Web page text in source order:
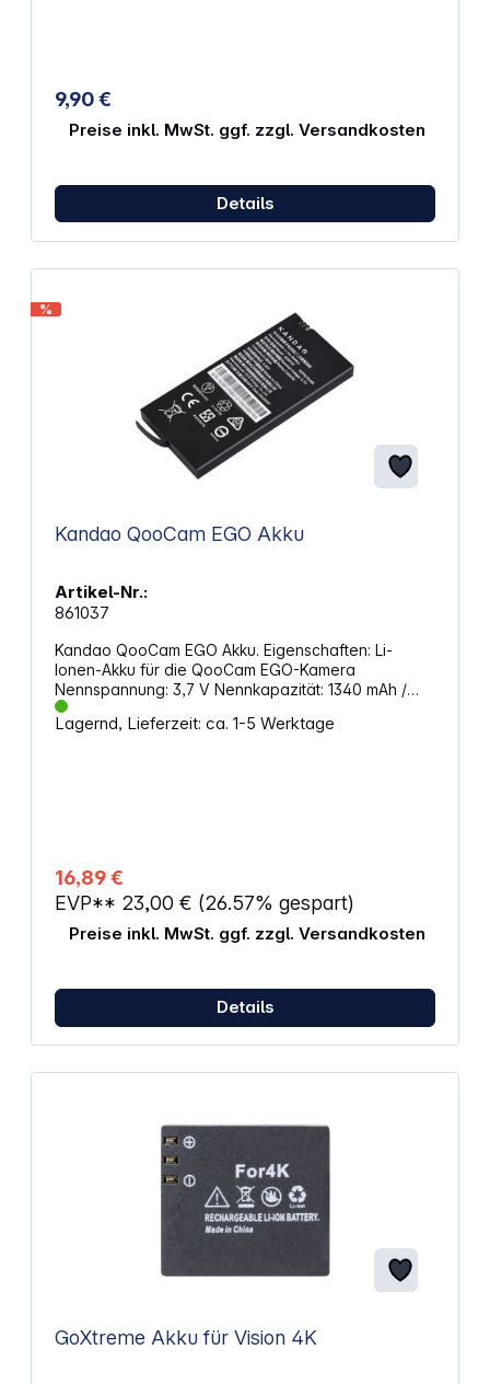
9,90 €
Preise inkl. MwSt. ggf. zzgl. Versandkosten
Details
%
Kandao QooCam EGO Akku
Artikel-Nr.:
861037
Kandao QooCam EGO Akku. Eigenschaften: Li-
Ionen-Akku für die QooCam EGO-Kamera
Nennspannung: 3,7 V Nennkapazität: 1340 mAh /
4,96 Wh
Lagernd, Lieferzeit: ca. 1-5 Werktage
16,89 €
EVP** 23,00 € (26.57% gespart)
Preise inkl. MwSt. ggf. zzgl. Versandkosten
Details
GoXtreme Akku für Vision 4K